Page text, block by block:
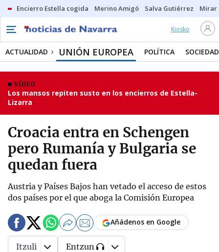
Encierro Estella cogida Merino Amigó Salva Gutiérrez Mirar
Kiosko
ACTUALIDAD UNIÓN EUROPEA POLÍTICA SOCIEDAD
VÍDEO
Los mansos repiten susto en los encierros de Estella-
Lizarra
Croacia entra en Schengen
pero Rumanía y Bulgaria se
quedan fuera
Austria y Países Bajos han vetado el acceso de estos
dos países por el que aboga la Comisión Europea
Añádenos en Google
Itzuli Entzun